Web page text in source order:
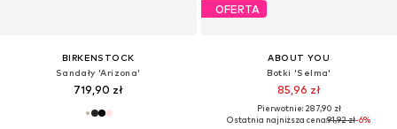
BIRKENSTOCK
Sandały 'Arizona'
719,90 zł
OFERTA
ABOUT YOU
Botki 'Selma'
85,96 zł
Pierwotnie: 287,90 zł
Ostatnia najniższa cena:91,92 zł-6%